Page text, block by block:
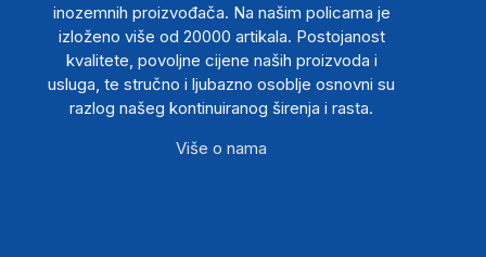
inozemnih proizvođača. Na našim policama je
izloženo više od 20000 artikala. Postojanost
kvalitete, povoljne cijene naših proizvoda i
usluga, te stručno i ljubazno osoblje osnovni su
razlog našeg kontinuiranog širenja i rasta.
Više o nama